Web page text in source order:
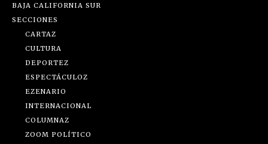
BAJA CALIFORNIA SUR
SECCIONES
CARTAZ
CULTURA
DEPORTEZ
ESPECTÁCULOZ
EZENARIO
INTERNACIONAL
COLUMNAZ
ZOOM POLÍTICO